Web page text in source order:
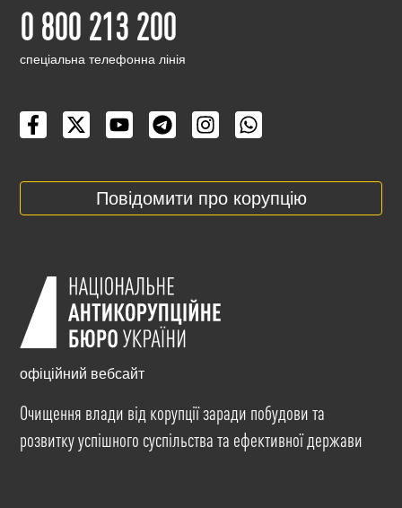
0 800 213 200
cпеціальна телефонна лінія
Повідомити про корупцію
офіційний вебсайт
Очищення влади від корупції заради побудови та
розвитку успішного суспільства та ефективної держави